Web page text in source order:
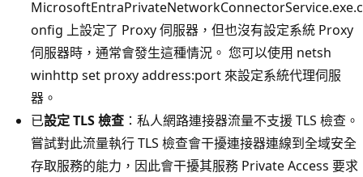
MicrosoftEntraPrivateNetworkConnectorService.exe.c
onfig 上設定了 Proxy 伺服器，但也沒有設定系統 Proxy
伺服器時，通常會發生這種情況。 您可以使用 netsh
winhttp set proxy address:port 來設定系統代理伺服
器。
已設定 TLS 檢查 ：私人網路連接器流量不支援 TLS 檢查。
嘗試對此流量執行 TLS 檢查會干擾連接器連線到全域安全
存取服務的能力，因此會干擾其服務 Private Access 要求